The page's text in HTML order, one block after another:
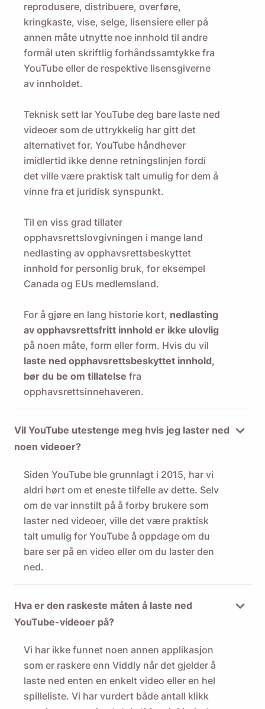
reprodusere, distribuere, overføre,
kringkaste, vise, selge, lisensiere eller på
annen måte utnytte noe innhold til andre
formål uten skriftlig forhåndssamtykke fra
YouTube eller de respektive lisensgiverne
av innholdet.
Teknisk sett lar YouTube deg bare laste ned
videoer som de uttrykkelig har gitt det
alternativet for. YouTube håndhever
imidlertid ikke denne retningslinjen fordi
det ville være praktisk talt umulig for dem å
vinne fra et juridisk synspunkt.
Til en viss grad tillater
opphavsrettslovgivningen i mange land
nedlasting av opphavsrettsbeskyttet
innhold for personlig bruk, for eksempel
Canada og EUs medlemsland.
For å gjøre en lang historie kort, nedlasting
av opphavsrettsfritt innhold er ikke ulovlig
på noen måte, form eller form. Hvis du vil
laste ned opphavsrettsbeskyttet innhold,
bør du be om tillatelse fra
opphavsrettsinnehaveren.
Vil YouTube utestenge meg hvis jeg laster ned
noen videoer?
Siden YouTube ble grunnlagt i 2015, har vi
aldri hørt om et eneste tilfelle av dette. Selv
om de var innstilt på å forby brukere som
laster ned videoer, ville det være praktisk
talt umulig for YouTube å oppdage om du
bare ser på en video eller om du laster den
ned.
Hva er den raskeste måten å laste ned
YouTube-videoer på?
Vi har ikke funnet noen annen applikasjon
som er raskere enn Viddly når det gjelder å
laste ned enten en enkelt video eller en hel
spilleliste. Vi har vurdert både antall klikk